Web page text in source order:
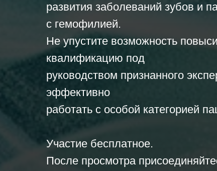
развития заболеваний зубов и
с гемофилией.
Не упустите возможность
квалификацию под
руководством признанного
эффективно
работать с особой категорией
Участие бесплатное.
После просмотра